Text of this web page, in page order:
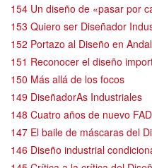
154 Un diseño de «pasar por
153 Quiero ser Diseñador
152 Portazo al Diseño en
151 Reconocer el diseño
150 Más allá de los focos
149 DiseñadorAs Industriales
148 Cuatro años de nuevo FAD
147 El baile de máscaras del
146 Diseño industrial